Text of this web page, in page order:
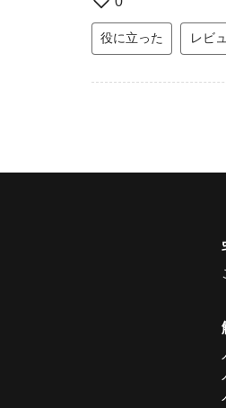
役に立った レビ